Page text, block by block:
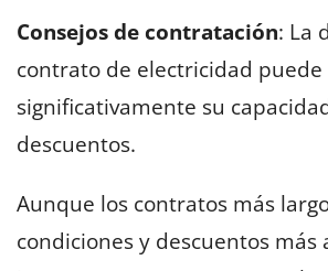
Consejos de contratación: La
contrato de electricidad
significativamente su
descuentos.
Aunque los contratos más
condiciones y descuentos más